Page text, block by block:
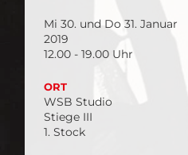
Mi 30. und Do 31. Januar
2019
12.00 - 19.00 Uhr
ORT
WSB Studio
Stiege III
1. Stock